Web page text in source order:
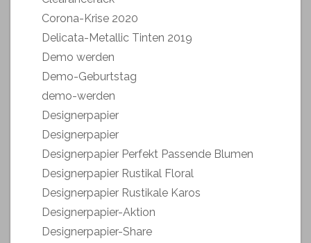
Corona-Krise 2020
Delicata-Metallic Tinten 2019
Demo werden
Demo-Geburtstag
demo-werden
Designerpapier
Designerpapier
Designerpapier Perfekt Passende Blumen
Designerpapier Rustikal Floral
Designerpapier Rustikale Karos
Designerpapier-Aktion
Designerpapier-Share